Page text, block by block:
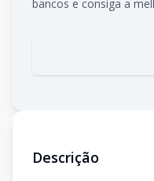
bancos e consiga a
Descrição